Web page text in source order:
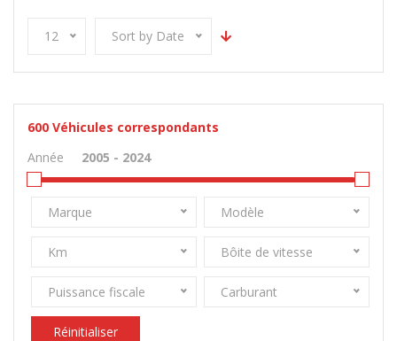
12 Sort by Date
600 Véhicules correspondants
Année
Marque Modèle
Km Bôite de vitesse
Puissance fiscale Carburant
Réinitialiser